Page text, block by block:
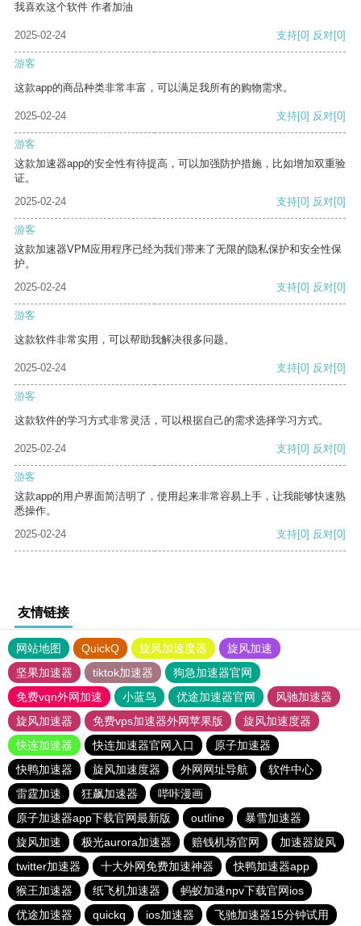
我喜欢这个软件 作者加油
2025-02-24 支持[0] 反对[0]
游客
这款app的商品种类非常丰富，可以满足我所有的购物需求。
2025-02-24 支持[0] 反对[0]
游客
这款加速器app的安全性有待提高，可以加强防护措施，比如增加双重验
证。
2025-02-24
支持[0] 反对[0]
游客
这款加速器VPM应用程序已经为我们带来了无限的隐私保护和安全性保
护。
2025-02-24
支持[0] 反对[0]
游客
这款软件非常实用，可以帮助我解决很多问题。
2025-02-24 支持[0] 反对[0]
游客
这款软件的学习方式非常灵活，可以根据自己的需求选择学习方式。
2025-02-24 支持[0] 反对[0]
游客
这款app的用户界面简洁明了，使用起来非常容易上手，让我能够快速熟
悉操作。
2025-02-24
支持[0] 反对[0]
友情链接
网站地图 QuickQ 旋风加速度器
旋风加速
坚果加速器
tiktok加速器
狗急加速器官网
免费vqn外网加速
小蓝鸟 优途加速器官网
风驰加速器
旋风加速器
免费vps加速器外网苹果版
旋风加速度器
快连加速器
快连加速器官网入口
原子加速器
快鸭加速器
旋风加速度器 外网网址导航
软件中心
雷霆加速
狂飙加速器
哔咔漫画
原子加速器app下载官网最新版
outline
暴雪加速器
旋风加速
极光aurora加速器 赔钱机场官网
加速器旋风
twitter加速器
十大外网免费加速神器
快鸭加速器app
猴王加速器
纸飞机加速器
蚂蚁加速npv下载官网ios
优途加速器
quickq ios加速器 飞驰加速器15分钟试用